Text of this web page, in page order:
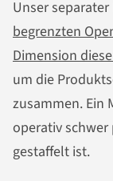
Unser
begrenzten
Dimension
um die
zusammen. Ein
operativ
gestaffelt ist.